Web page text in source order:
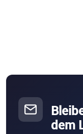
dem